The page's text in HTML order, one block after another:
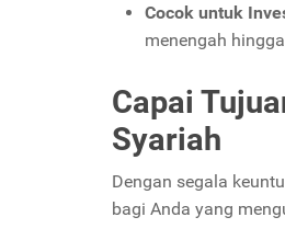
Cocok untuk
menengah
Capai
Syariah
Dengan segala
bagi Anda yang